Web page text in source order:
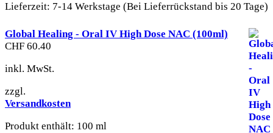
Lieferzeit: 7-14 Werkstage (Bei Lieferrückstand bis 20 Tage)
Global Healing - Oral IV High Dose NAC (100ml)
CHF 60.40
inkl. MwSt.
zzgl.
Versandkosten
Produkt enthält: 100 ml